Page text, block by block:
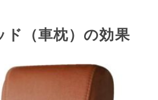
ド（車枕）の効果